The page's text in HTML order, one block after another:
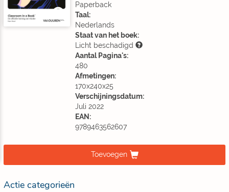
Paperback
Taal:
Nederlands
Staat van het boek:
Licht beschadigd
Aantal Pagina's:
480
Afmetingen:
170x240x25
Verschijningsdatum:
Juli 2022
EAN:
9789463562607
Toevoegen
Actie categorieën